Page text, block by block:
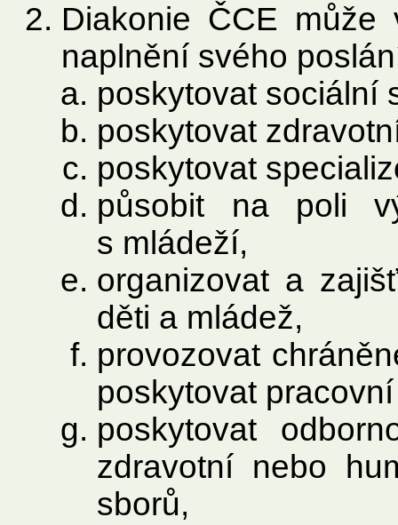
Diakonie ČCE
naplnění svého
poskytovat sociální
poskytovat
poskytovat
působit na poli
s mládeží,
organizovat a
děti a mládež,
provozovat
poskytovat
poskytovat
zdravotní nebo
sborů,